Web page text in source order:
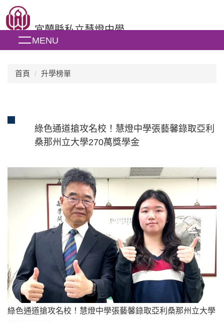
跳
到
主
內
宜蘭縣私立慧燈中學
MENU
首頁 升學榜單
綠色通道搶攻名校！慧燈中學張藝馨錄取亞利
桑那州立大學270萬獎學金
綠色通道搶攻名校！慧燈中學張藝馨錄取亞利桑那州立大學